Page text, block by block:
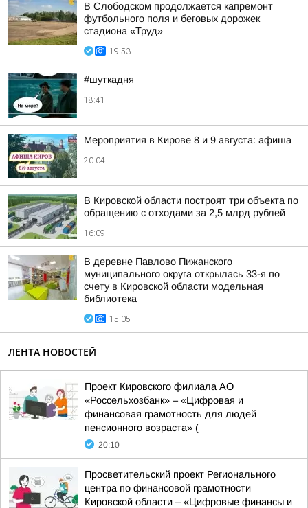
В Слободском продолжается капремонт
футбольного поля и беговых дорожек
стадиона «Труд»
19:53
#шуткадня
18:41
Мероприятия в Кирове 8 и 9 августа: афиша
20:04
В Кировской области построят три объекта по
обращению с отходами за 2,5 млрд рублей
16:09
В деревне Павлово Пижанского
муниципального округа открылась 33-я по
счету в Кировской области модельная
библиотека
15:05
ЛЕНТА НОВОСТЕЙ
Проект Кировского филиала АО
«Россельхозбанк» – «Цифровая и
финансовая грамотность для людей
пенсионного возраста» (
20:10
Просветительский проект Регионального
центра по финансовой грамотности
Кировской области – «Цифровые финансы и